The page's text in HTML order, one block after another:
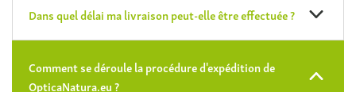
Dans quel délai ma livraison peut-elle être effectuée ?
Comment se déroule la procédure d'expédition de
OpticaNatura.eu ?